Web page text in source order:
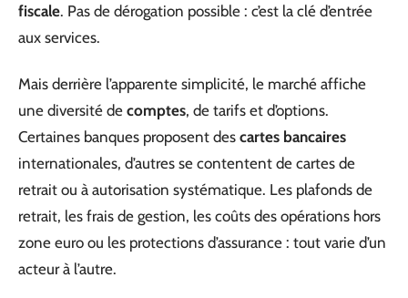
fiscale. Pas de dérogation possible : c’est la clé d’entrée
aux services.
Mais derrière l’apparente simplicité, le marché affiche
une diversité de comptes, de tarifs et d’options.
Certaines banques proposent des cartes bancaires
internationales, d’autres se contentent de cartes de
retrait ou à autorisation systématique. Les plafonds de
retrait, les frais de gestion, les coûts des opérations hors
zone euro ou les protections d’assurance : tout varie d’un
acteur à l’autre.